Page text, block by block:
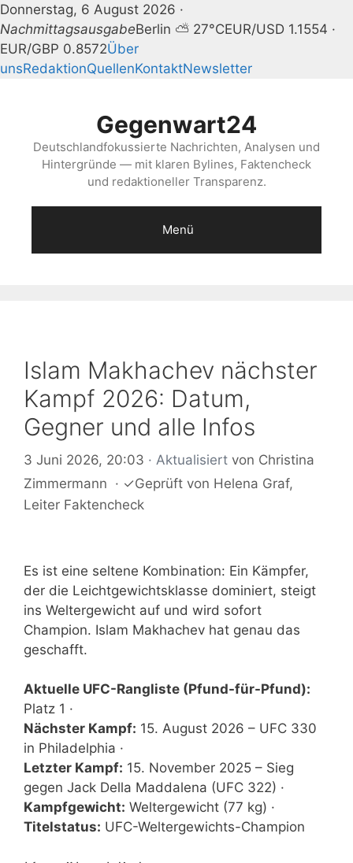
Donnerstag, 6 August 2026 ·
NachmittagsausgabeBerlin ⛅ 27°CEUR/USD 1.1554 ·
EUR/GBP 0.8572Über
unsRedaktionQuellenKontaktNewsletter
Gegenwart24
Deutschlandfokussierte Nachrichten, Analysen und
Hintergründe — mit klaren Bylines, Faktencheck
und redaktioneller Transparenz.
Menü
Islam Makhachev nächster
Kampf 2026: Datum,
Gegner und alle Infos
3 Juni 2026, 20:03 · Aktualisiert von Christina
Zimmermann · ✓Geprüft von Helena Graf,
Leiter Faktencheck
Es ist eine seltene Kombination: Ein Kämpfer,
der die Leichtgewichtsklasse dominiert, steigt
ins Weltergewicht auf und wird sofort
Champion. Islam Makhachev hat genau das
geschafft.
Aktuelle UFC-Rangliste (Pfund-für-Pfund):
Platz 1 ·
Nächster Kampf: 15. August 2026 – UFC 330
in Philadelphia ·
Letzter Kampf: 15. November 2025 – Sieg
gegen Jack Della Maddalena (UFC 322) ·
Kampfgewicht: Weltergewicht (77 kg) ·
Titelstatus: UFC-Weltergewichts-Champion